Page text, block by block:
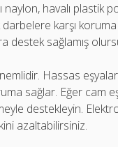
havalı plastik
darbelere karşı
destek sağlamış
Hassas
sağlar. Eğer cam
destekleyin.
azaltabilirsiniz.